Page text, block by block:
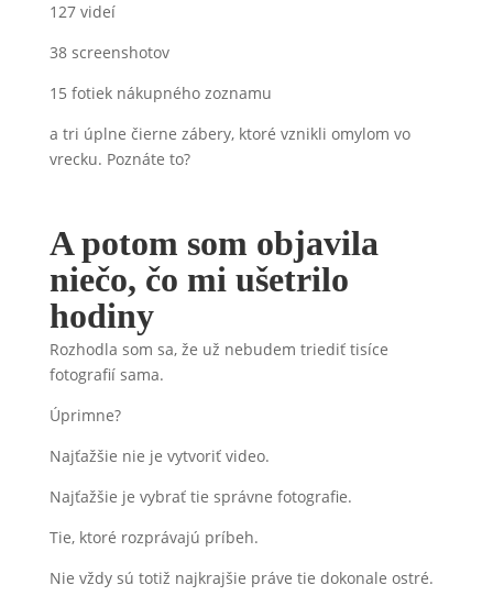
127 videí
38 screenshotov
15 fotiek nákupného zoznamu
a tri úplne čierne zábery, ktoré vznikli omylom vo
vrecku. Poznáte to?
A potom som objavila
niečo, čo mi ušetrilo
hodiny
Rozhodla som sa, že už nebudem triediť tisíce
fotografií sama.
Úprimne?
Najťažšie nie je vytvoriť video.
Najťažšie je vybrať tie správne fotografie.
Tie, ktoré rozprávajú príbeh.
Nie vždy sú totiž najkrajšie práve tie dokonale ostré.